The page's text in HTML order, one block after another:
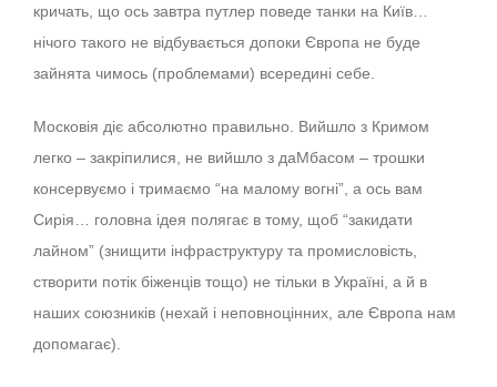
кричать, що ось завтра путлер поведе танки на Київ…
нічого такого не відбувається допоки Європа не буде
зайнята чимось (проблемами) всередині себе.
Московія діє абсолютно правильно. Вийшло з Кримом
легко – закріпилися, не вийшло з даМбасом – трошки
консервуємо і тримаємо “на малому вогні”, а ось вам
Сирія… головна ідея полягає в тому, щоб “закидати
лайном” (знищити інфраструктуру та промисловість,
створити потік біженців тощо) не тільки в Україні, а й в
наших союзників (нехай і неповноцінних, але Європа нам
допомагає).